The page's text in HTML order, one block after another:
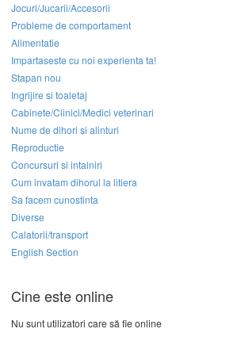
Jocuri/Jucarii/Accesorii
Probleme de comportament
Alimentatie
Impartaseste cu noi experienta ta!
Stapan nou
Ingrijire si toaletaj
Cabinete/Clinici/Medici veterinari
Nume de dihori si alinturi
Reproductie
Concursuri si intalniri
Cum invatam dihorul la litiera
Sa facem cunostinta
Diverse
Calatorii/transport
English Section
Cine este online
Nu sunt utilizatori care să fie online